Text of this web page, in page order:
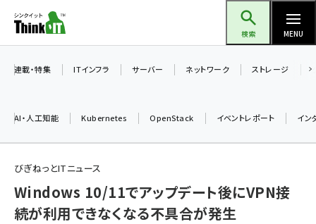
ン
ツ
検索 MENU
加藤銘のチーム貢献～仲間と築いた勝利の絆～ (2308)
iot女子会 (2273)
連載・特集 ITインフラ サーバー ネットワーク ストレージ
AI・人工知能 Kubernetes OpenStack イベントレポート イン
びぎねっとITニュース
Windows 10/11でアップデート後にVPN接
続が利用できなくなる不具合が発生